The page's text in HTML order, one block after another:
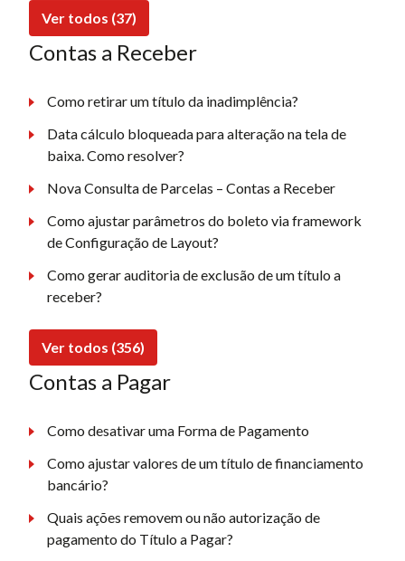
Ver todos (37)
Contas a Receber
Como retirar um título da inadimplência?
Data cálculo bloqueada para alteração na tela de
baixa. Como resolver?
Nova Consulta de Parcelas – Contas a Receber
Como ajustar parâmetros do boleto via framework
de Configuração de Layout?
Como gerar auditoria de exclusão de um título a
receber?
Ver todos (356)
Contas a Pagar
Como desativar uma Forma de Pagamento
Como ajustar valores de um título de financiamento
bancário?
Quais ações removem ou não autorização de
pagamento do Título a Pagar?